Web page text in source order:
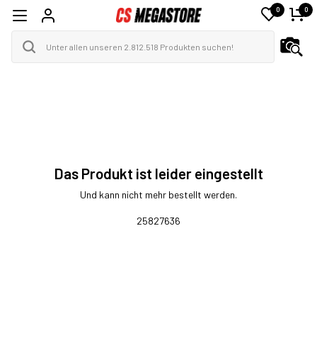
0 0
Das Produkt ist leider eingestellt
Und kann nicht mehr bestellt werden.
25827636